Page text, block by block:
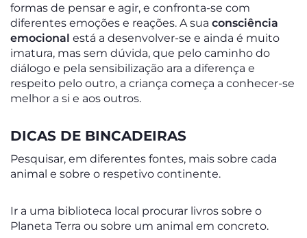
formas de pensar e agir, e confronta-se com
diferentes emoções e reações. A sua consciência
emocional está a desenvolver-se e ainda é muito
imatura, mas sem dúvida, que pelo caminho do
diálogo e pela sensibilização ara a diferença e
respeito pelo outro, a criança começa a conhecer-se
melhor a si e aos outros.
DICAS DE BINCADEIRAS
Pesquisar, em diferentes fontes, mais sobre cada
animal e sobre o respetivo continente.
Ir a uma biblioteca local procurar livros sobre o
Planeta Terra ou sobre um animal em concreto.